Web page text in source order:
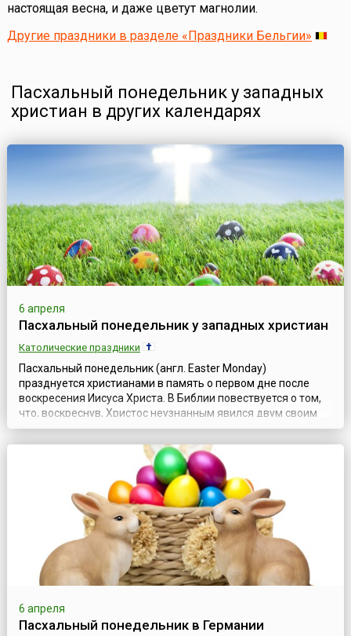
настоящая весна, и даже цветут магнолии.
Другие праздники в разделе «Праздники Бельгии»
Пасхальный понедельник у западных
христиан в других календарях
6 апреля
Пасхальный понедельник у западных христиан
Католические праздники
Пасхальный понедельник (англ. Easter Monday)
празднуется христианами в память о первом дне после
воскресения Иисуса Христа. В Библии повествуется о том,
что, воскреснув, Христос неузнанным явился двум своим
опечаленным ученикам. Он разделил с ними путь в селение
Эммаус, неподалеку от Иерусалима, и ужин. «...Взяв хлеб,
благословил, преломил и подал им. Тогда открылись у них
6 апреля
Пасхальный понедельник в Германии